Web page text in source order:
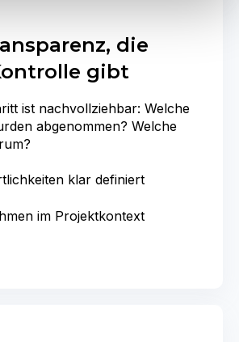
die
gibt
ist nachvollziehbar: Welche
abgenommen? Welche
klar definiert
im Projektkontext